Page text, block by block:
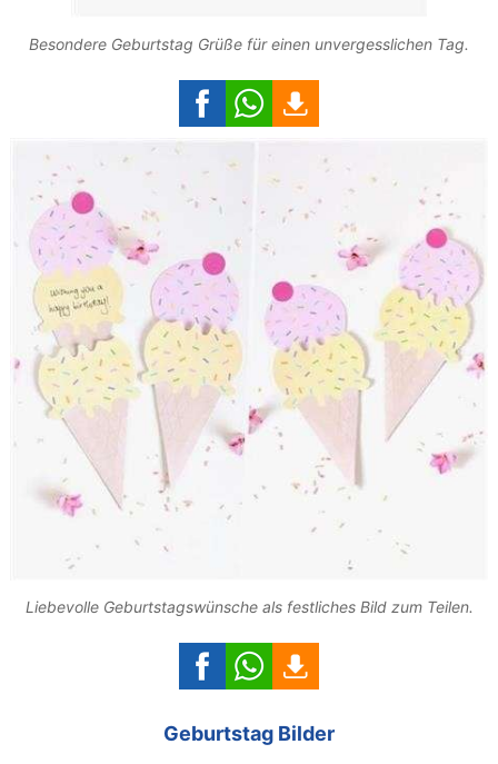
Besondere Geburtstag Grüße für einen unvergesslichen Tag.
Liebevolle Geburtstagswünsche als festliches Bild zum Teilen.
Geburtstag Bilder